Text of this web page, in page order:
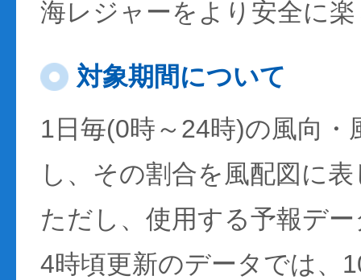
海レジャーをより安全に
対象期間について
1日毎(0時～24時)の風向・
し、その割合を風配図に
ただし、使用する予報デ
4時頃更新のデータでは、